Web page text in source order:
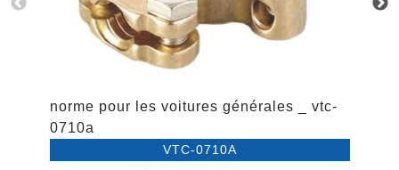
norme pour les voitures générales _ vtc-
0710a
VTC-0710A